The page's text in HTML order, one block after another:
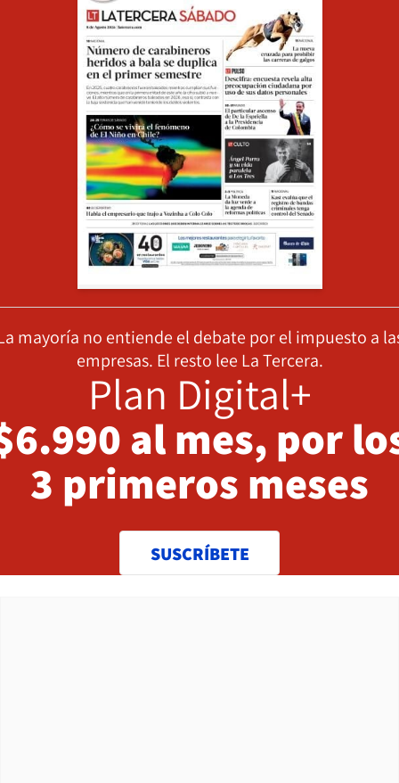
mayoría no entiende el debate por el impuesto a
empresas. El resto lee La Tercera.
Plan Digital+
al mes, por
3 primeros meses
SUSCRÍBETE